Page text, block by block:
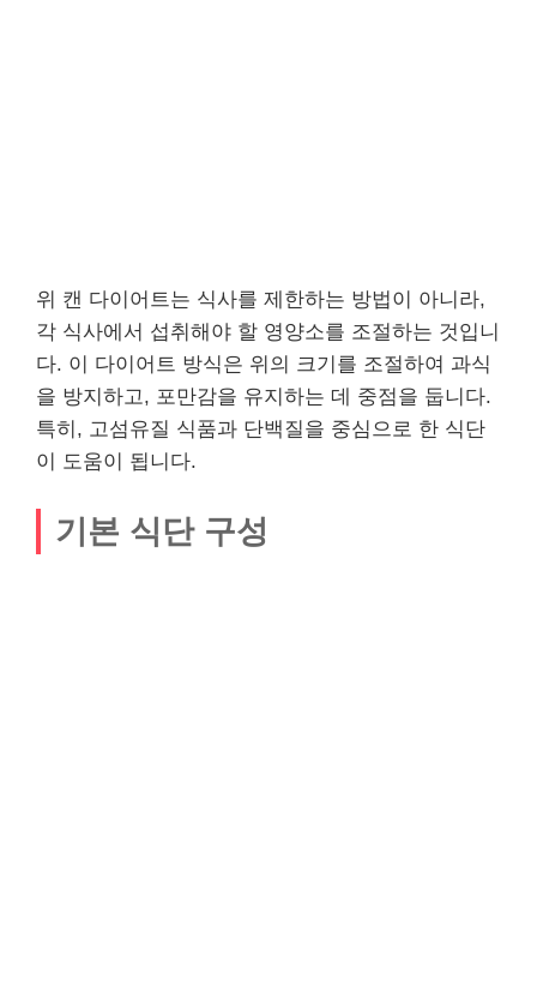
위 캔 다이어트는 식사를 제한하는 방법이 아니라,
각 식사에서 섭취해야 할 영양소를 조절하는 것입니
다. 이 다이어트 방식은 위의 크기를 조절하여 과식
을 방지하고, 포만감을 유지하는 데 중점을 둡니다.
특히, 고섬유질 식품과 단백질을 중심으로 한 식단
이 도움이 됩니다.
기본 식단 구성